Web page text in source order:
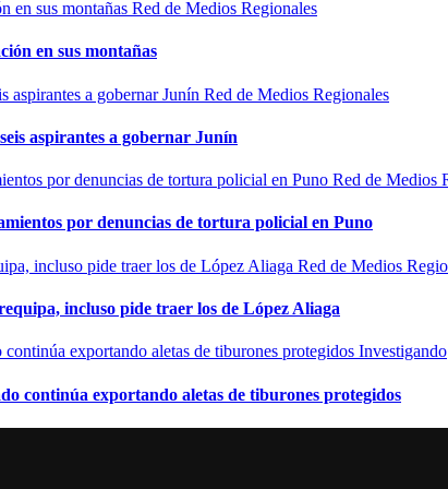
Red de Medios Regionales
en sus montañas
Red de Medios Regionales
aspirantes a gobernar Junín
Red de Medios
por denuncias de tortura policial en Puno
Red de Medios
incluso pide traer los de López Aliaga
Investigando
continúa exportando aletas de tiburones protegidos